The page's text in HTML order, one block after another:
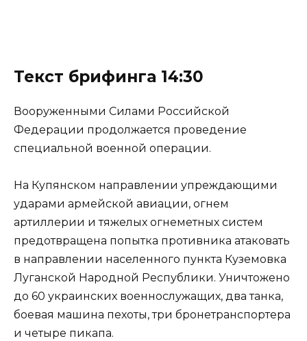
Текст брифинга 14:30
Вооруженными Силами Российской
Федерации продолжается проведение
специальной военной операции.
На Купянском направлении упреждающими
ударами армейской авиации, огнем
артиллерии и тяжелых огнеметных систем
предотвращена попытка противника атаковать
в направлении населенного пункта Куземовка
Луганской Народной Республики. Уничтожено
до 60 украинских военнослужащих, два танка,
боевая машина пехоты, три бронетранспортера
и четыре пикапа.